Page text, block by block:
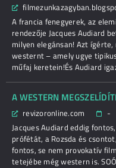
A francia fenegyerek, az
rendezője Jacques Audiard
milyen elegánsan! Azt
westernt – amely ugye
műfaj keretein!És Audiard
A WESTERN
revizoronline.com
-
Jacques Audiard eddig
prófétát, a Rozsda és
fontos, se nem provokatív
tetejébe még western is.